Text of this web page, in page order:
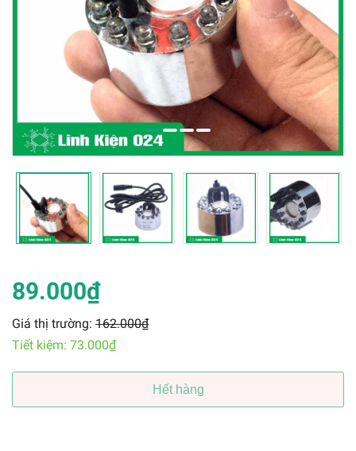
89.000₫
Giá thị trường: 162.000₫
Tiết kiệm: 73.000₫
Hết hàng